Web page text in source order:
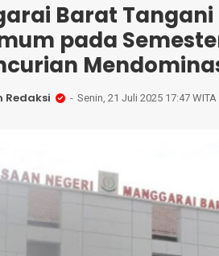
Barat Tangani
pada
Redaksi Senin, 21 Juli 2025 17:47 WITA